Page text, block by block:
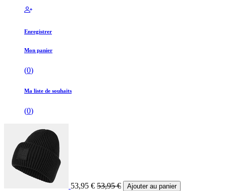
Enregistrer
Mon panier
(0)
Ma liste de souhaits
(0)
53,95 € 53,95€ Ajouter au panier